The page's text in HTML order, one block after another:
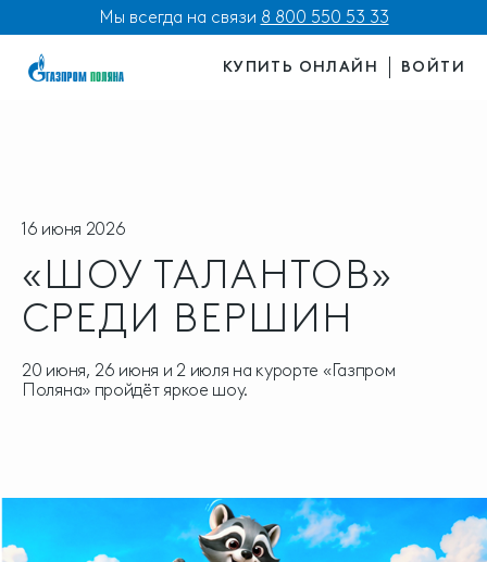
Мы всегда на связи 8 800 550 53 33
КУПИТЬ ОНЛАЙН ВОЙТИ
16 июня 2026
«ШОУ ТАЛАНТОВ»
СРЕДИ ВЕРШИН
20 июня, 26 июня и 2 июля на курорте «Газпром
Поляна» пройдёт яркое шоу.